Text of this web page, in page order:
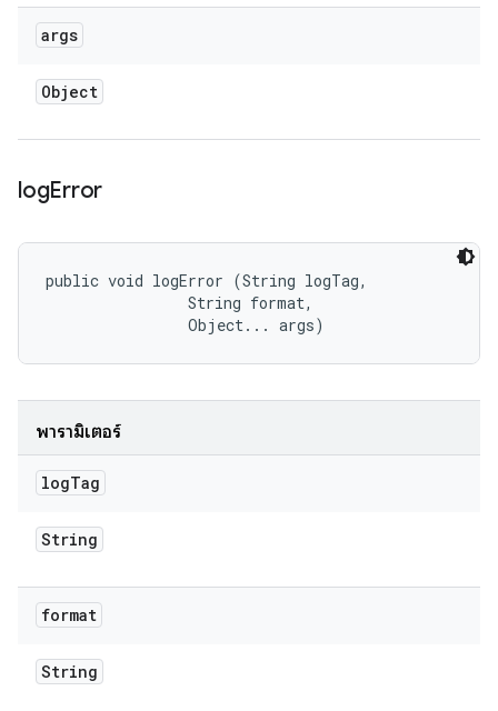
args
Object
logError
public void logError (String logTag,
                String format,
                Object... args)
พารามิเตอร์
logTag
String
format
String